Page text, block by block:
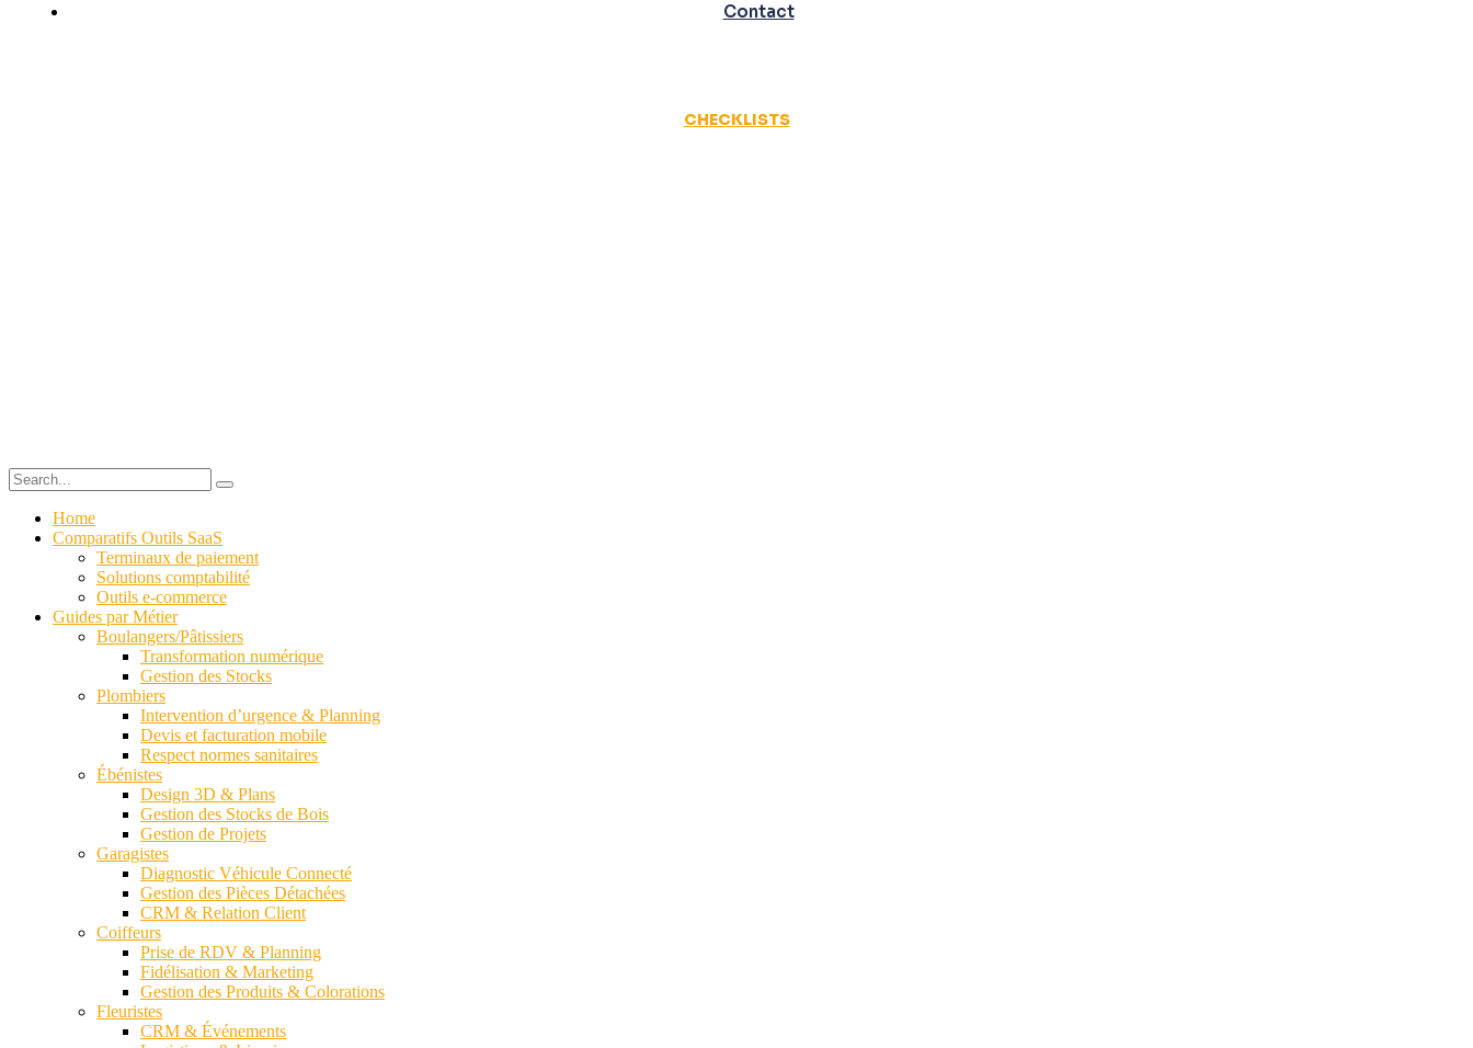
Contact
CHECKLISTS
Home
Comparatifs Outils SaaS
Terminaux de paiement
Solutions comptabilité
Outils e-commerce
Guides par Métier
Boulangers/Pâtissiers
Transformation numérique
Gestion des Stocks
Plombiers
Intervention d’urgence & Planning
Devis et facturation mobile
Respect normes sanitaires
Ébénistes
Design 3D & Plans
Gestion des Stocks de Bois
Gestion de Projets
Garagistes
Diagnostic Véhicule Connecté
Gestion des Pièces Détachées
CRM & Relation Client
Coiffeurs
Prise de RDV & Planning
Fidélisation & Marketing
Gestion des Produits & Colorations
Fleuristes
CRM & Événements